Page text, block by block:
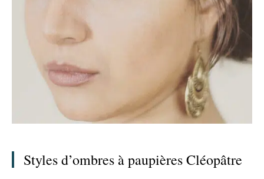
Styles d’ombres à paupières Cléopâtre